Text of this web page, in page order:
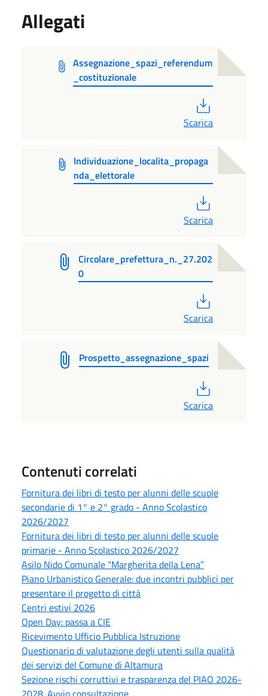
Allegati
Assegnazione_spazi_referendum
_costituzionale
Scarica
Individuazione_localita_propaga
nda_elettorale
Scarica
Circolare_prefettura_n._27.202
0
Scarica
Prospetto_assegnazione_spazi
Scarica
Contenuti correlati
Fornitura dei libri di testo per alunni delle scuole
secondarie di 1° e 2° grado - Anno Scolastico
2026/2027
Fornitura dei libri di testo per alunni delle scuole
primarie - Anno Scolastico 2026/2027
Asilo Nido Comunale “Margherita della Lena”
Piano Urbanistico Generale: due incontri pubblici per
presentare il progetto di città
Centri estivi 2026
Open Day: passa a CIE
Ricevimento Ufficio Pubblica Istruzione
Questionario di valutazione degli utenti sulla qualità
dei servizi del Comune di Altamura
Sezione rischi corruttivi e trasparenza del PIAO 2026-